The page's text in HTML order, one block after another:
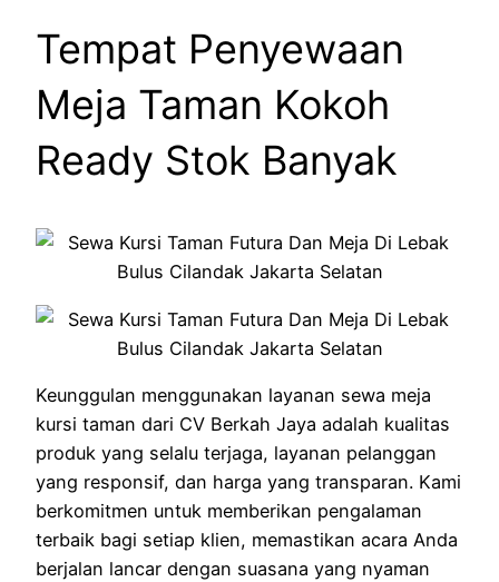
Tempat Penyewaan
Meja Taman Kokoh
Ready Stok Banyak
Keunggulan menggunakan layanan sewa meja
kursi taman dari CV Berkah Jaya adalah kualitas
produk yang selalu terjaga, layanan pelanggan
yang responsif, dan harga yang transparan. Kami
berkomitmen untuk memberikan pengalaman
terbaik bagi setiap klien, memastikan acara Anda
berjalan lancar dengan suasana yang nyaman